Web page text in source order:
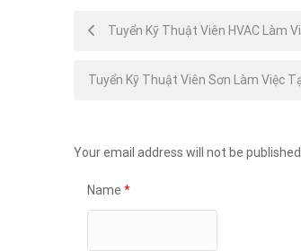
Post
navigation
Tuyển Kỹ Thuật Viên HVAC Làm
Tuyển Kỹ Thuật Viên Sơn Làm Việc
Your email address will not be published.
Name *